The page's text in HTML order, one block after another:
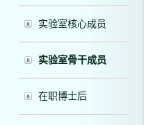
实验室核心成员
实验室骨干成员
在职博士后